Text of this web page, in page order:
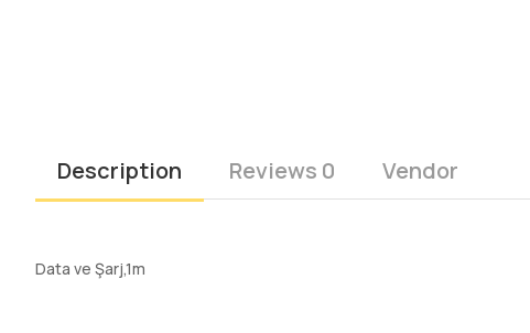
Description Reviews 0 Vendor
Data ve Şarj,1m